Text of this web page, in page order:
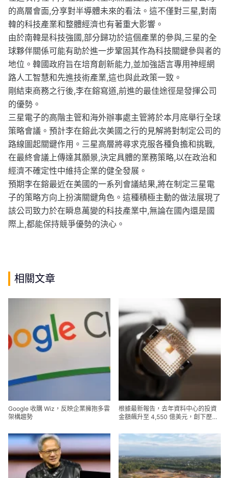
的高層會面,分享對半導體未來的看法。這不僅對三星,對南
韓的科技產業和整體經濟也有著重大影響。
由於南韓是科技強國,部分歸功於這個產業的參與,三星的全
球夥伴關係可能有助於進一步鞏固其作為科技關鍵參與者的
地位。韓國政府旨在培育創新能力,並加強語言專用神經網
路人工智慧和先進技術產業,這也與此政策一致。
剛結束商務之行後,李在鎔寫道,前進的最佳途徑是發揮公司
的優勢。
三星電子的高階主管和海外辦事處主管將於本月底舉行全球
策略會議。預計李在鎔此次美國之行的見解將對制定公司的
路線圖起關鍵作用。三星高層將尋求克服各種負擔和挑戰,
在最終會議上傳達其願景,決定具體的業務策略,以在政治和
經濟不確定性中維持企業的健全發展。
預期李在鎔最近在美國的一系列會議結果,將在制定三星電
子的策略方向上扮演關鍵角色。這種積極主動的做法展現了
該公司致力於在瞬息萬變的科技產業中,無論在國內還是國
際上,都能保持競爭優勢的決心。
相關文章
Google 收購 Wiz，反映企業擁抱多雲
架構趨勢
根據最新報告，去年資料中心的投資
金額飆升至 4,550 億美元，創下歷史